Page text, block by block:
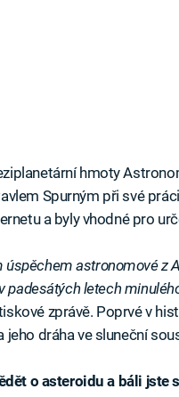
hmoty
Spurným při své
a byly vhodné pro
astronomové z
padesátých letech
zprávě. Poprvé v
jeho dráha ve sluneční
o asteroidu a báli jste